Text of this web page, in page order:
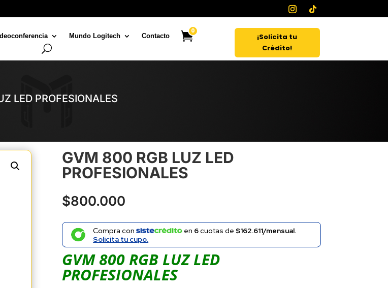
Mundo Logitech Contacto
0
¡Solicita tu
Crédito!
LED PROFESIONALES
GVM 800 RGB LUZ LED
PROFESIONALES
$800.000
Compra con en 6cuotas de $162.611/mensual.
Solicita tu cupo.
GVM 800 RGB LUZ LED
PROFESIONALES